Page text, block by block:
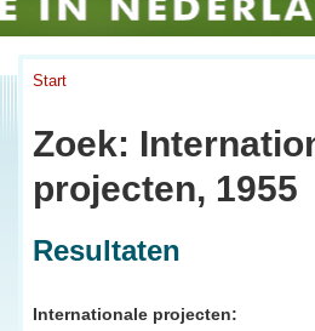
Start
Zoek:
projecten, 1955
Resultaten
Internationale projecten: